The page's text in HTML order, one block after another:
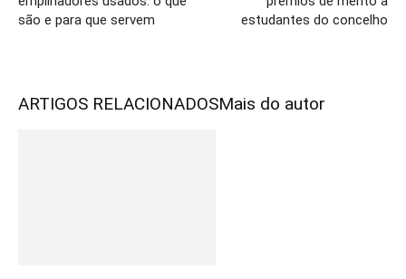
são e para que servem
estudantes do concelho
ARTIGOS RELACIONADOSMais do autor